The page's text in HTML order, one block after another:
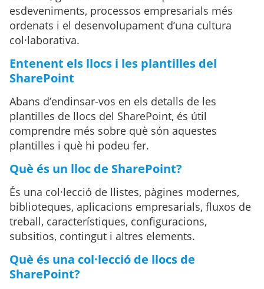
esdeveniments, processos empresarials més
ordenats i el desenvolupament d’una cultura
col·laborativa.
Entenent els llocs i les plantilles del
SharePoint
Abans d’endinsar-vos en els detalls de les
plantilles de llocs del SharePoint, és útil
comprendre més sobre què són aquestes
plantilles i què hi podeu fer.
Què és un lloc de SharePoint?
És una col·lecció de llistes, pàgines modernes,
biblioteques, aplicacions empresarials, fluxos de
treball, característiques, configuracions,
subsitios, contingut i altres elements.
Què és una col·lecció de llocs de
SharePoint?